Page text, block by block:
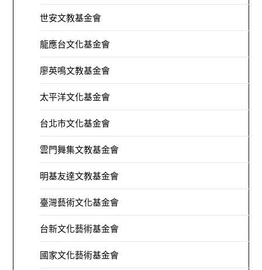
世安文教基金會
龍應台文化基金會
廖英鳴文教基金會
太平洋文化基金會
台北市文化基金會
雲門舞集文教基金會
明基友達文教基金會
臺灣藝術文化基金會
台新文化藝術基金會
國家文化藝術基金會